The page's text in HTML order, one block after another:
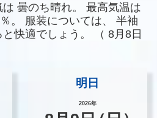
は 曇のち晴れ。
最高気温は
。 服装については、
半袖
快適でしょう。
（ 8月8日
明日
2026年